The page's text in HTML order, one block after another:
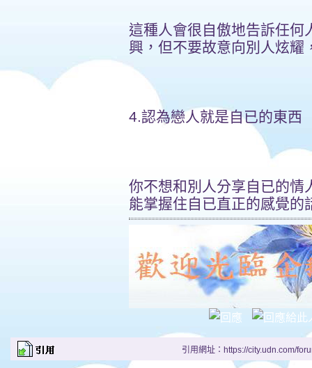
這種人會很自傲地告訴任何
興，但不要故意向別人炫耀
4.認為戀人就是自已的東西
你不想和別人分享自已的情
能掌握住自已直正的感覺的
引用網址：https://city.udn.com/